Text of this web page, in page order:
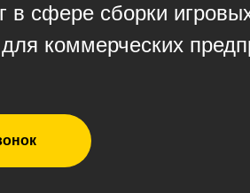
сфере сборки
коммерческих